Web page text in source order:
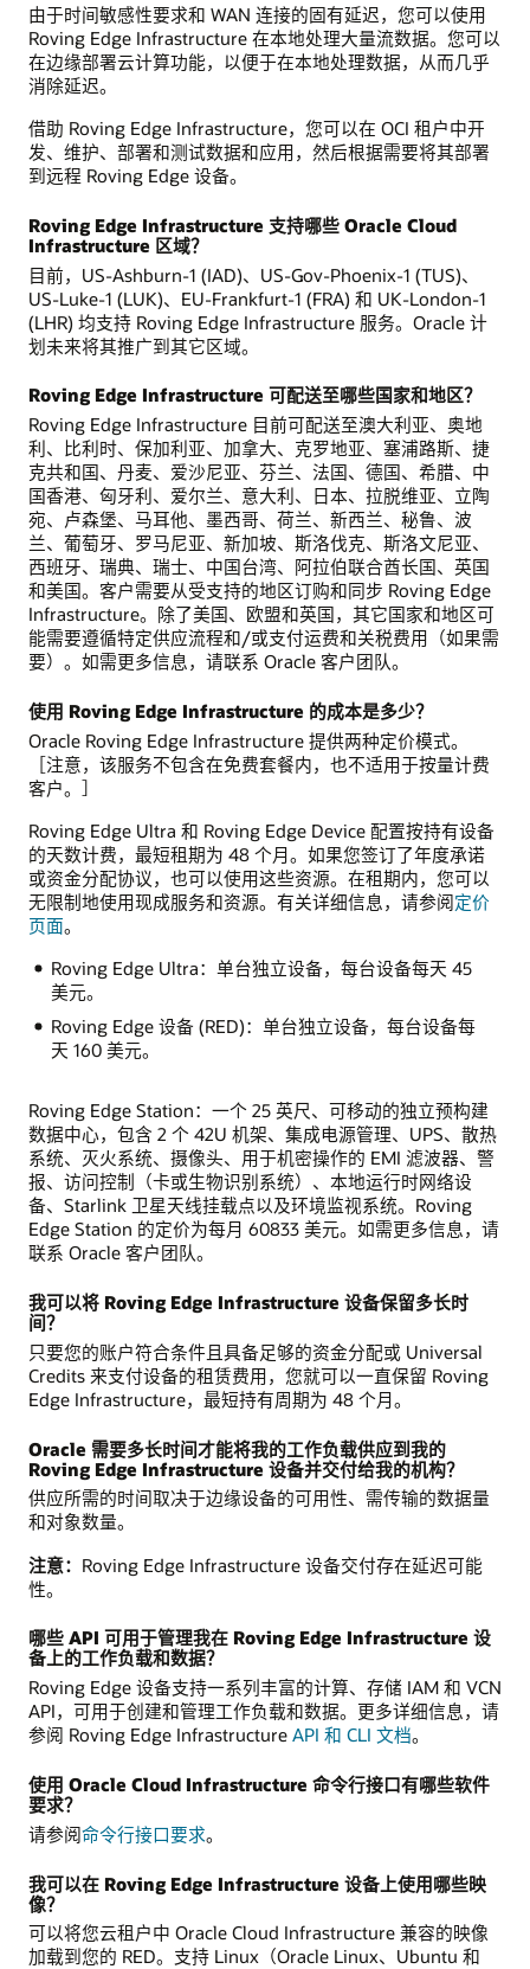
由于时间敏感性要求和 WAN 连接的固有延迟，您可以使用
Roving Edge Infrastructure 在本地处理大量流数据。您可以
在边缘部署云计算功能，以便于在本地处理数据，从而几乎
消除延迟。
借助 Roving Edge Infrastructure，您可以在 OCI 租户中开
发、维护、部署和测试数据和应用，然后根据需要将其部署
到远程 Roving Edge 设备。
Roving Edge Infrastructure 支持哪些 Oracle Cloud
Infrastructure 区域？
目前，US-Ashburn-1 (IAD)、US-Gov-Phoenix-1 (TUS)、
US-Luke-1 (LUK)、EU-Frankfurt-1 (FRA) 和 UK-London-1
(LHR) 均支持 Roving Edge Infrastructure 服务。Oracle 计
划未来将其推广到其它区域。
Roving Edge Infrastructure 可配送至哪些国家和地区？
Roving Edge Infrastructure 目前可配送至澳大利亚、奥地
利、比利时、保加利亚、加拿大、克罗地亚、塞浦路斯、捷
克共和国、丹麦、爱沙尼亚、芬兰、法国、德国、希腊、中
国香港、匈牙利、爱尔兰、意大利、日本、拉脱维亚、立陶
宛、卢森堡、马耳他、墨西哥、荷兰、新西兰、秘鲁、波
兰、葡萄牙、罗马尼亚、新加坡、斯洛伐克、斯洛文尼亚、
西班牙、瑞典、瑞士、中国台湾、阿拉伯联合酋长国、英国
和美国。客户需要从受支持的地区订购和同步 Roving Edge
Infrastructure。除了美国、欧盟和英国，其它国家和地区可
能需要遵循特定供应流程和/或支付运费和关税费用（如果需
要）。如需更多信息，请联系 Oracle 客户团队。
使用 Roving Edge Infrastructure 的成本是多少？
Oracle Roving Edge Infrastructure 提供两种定价模式。
［注意，该服务不包含在免费套餐内，也不适用于按量计费
客户。］
Roving Edge Ultra 和 Roving Edge Device 配置按持有设备
的天数计费，最短租期为 48 个月。如果您签订了年度承诺
或资金分配协议，也可以使用这些资源。在租期内，您可以
无限制地使用现成服务和资源。有关详细信息，请参阅定价
页面。
Roving Edge Ultra：单台独立设备，每台设备每天 45
美元。
Roving Edge 设备 (RED)：单台独立设备，每台设备每
天 160 美元。
Roving Edge Station：一个 25 英尺、可移动的独立预构建
数据中心，包含 2 个 42U 机架、集成电源管理、UPS、散热
系统、灭火系统、摄像头、用于机密操作的 EMI 滤波器、警
报、访问控制（卡或生物识别系统）、本地运行时网络设
备、Starlink 卫星天线挂载点以及环境监视系统。Roving
Edge Station 的定价为每月 60833 美元。如需更多信息，请
联系 Oracle 客户团队。
我可以将 Roving Edge Infrastructure 设备保留多长时
间？
只要您的账户符合条件且具备足够的资金分配或 Universal
Credits 来支付设备的租赁费用，您就可以一直保留 Roving
Edge Infrastructure，最短持有周期为 48 个月。
Oracle 需要多长时间才能将我的工作负载供应到我的
Roving Edge Infrastructure 设备并交付给我的机构？
供应所需的时间取决于边缘设备的可用性、需传输的数据量
和对象数量。
注意： Roving Edge Infrastructure 设备交付存在延迟可能
性。
哪些 API 可用于管理我在 Roving Edge Infrastructure 设
备上的工作负载和数据？
Roving Edge 设备支持一系列丰富的计算、存储 IAM 和 VCN
API，可用于创建和管理工作负载和数据。更多详细信息，请
参阅 Roving Edge Infrastructure API 和 CLI 文档。
使用 Oracle Cloud Infrastructure 命令行接口有哪些软件
要求？
请参阅命令行接口要求。
我可以在 Roving Edge Infrastructure 设备上使用哪些映
像？
可以将您云租户中 Oracle Cloud Infrastructure 兼容的映像
加载到您的 RED。支持 Linux（Oracle Linux、Ubuntu 和